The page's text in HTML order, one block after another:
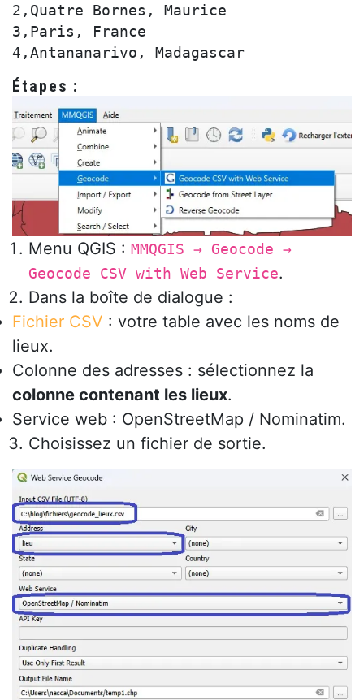
2,Quatre Bornes, Maurice
3,Paris, France
Étapes :
Menu QGIS : MMQGIS → Geocode →
Geocode CSV with Web Service.
Dans la boîte de dialogue :
Fichier CSV : votre table avec les noms de
lieux.
Colonne des adresses : sélectionnez la
colonne contenant les lieux.
Service web : OpenStreetMap / Nominatim.
Choisissez un fichier de sortie.